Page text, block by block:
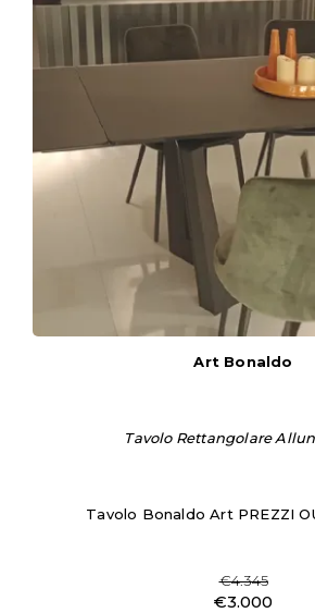
Art Bonaldo
Tavolo Rettangolare
Tavolo Bonaldo Art PREZZI
€4.345
€3.000